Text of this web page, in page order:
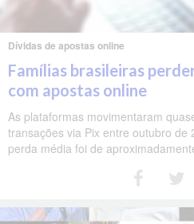
Dívidas de apostas online
Famílias brasileiras
com apostas online
As plataformas movimentaram
transações via Pix entre outubro de
perda média foi de